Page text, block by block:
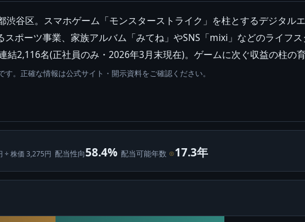
渋谷区。スマホゲーム「モンスターストライク」を柱とするデジタル
ポーツ事業、家族アルバム「みてね」やSNS「mixi」などのライフス
結2,116名(正社員のみ・2026年3月末現在)。ゲームに次ぐ収益の柱の
。正確な情報は公式サイト・開示資料をご確認ください。
÷ 株価 3,275円 配当性向58.4% 配当可能年数 ⊙17.3年